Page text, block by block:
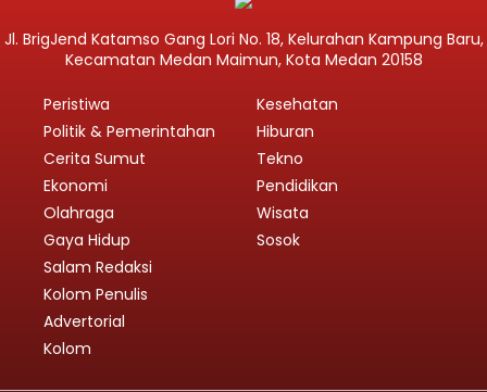
Jl. BrigJend Katamso Gang Lori No. 18, Kelurahan Kampung Baru,
Kecamatan Medan Maimun, Kota Medan 20158
Peristiwa
Politik & Pemerintahan
Cerita Sumut
Ekonomi
Olahraga
Gaya Hidup
Kesehatan
Hiburan
Tekno
Pendidikan
Wisata
Sosok
Salam Redaksi
Kolom Penulis
Advertorial
Kolom